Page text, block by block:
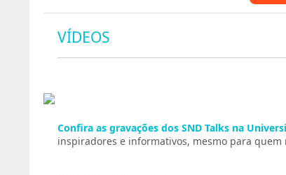
VÍDEOS
Confira as gravações dos SND Talks na
inspiradores e informativos, mesmo para